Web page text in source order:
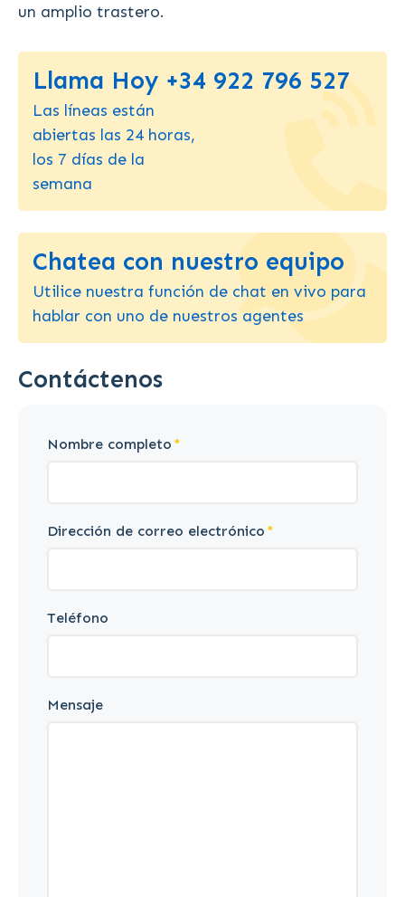
un amplio trastero.
Llama Hoy +34 922 796 527
Las líneas están
abiertas las 24 horas,
los 7 días de la
semana
Chatea con nuestro equipo
Utilice nuestra función de chat en vivo para
hablar con uno de nuestros agentes
Contáctenos
Nombre completo
Dirección de correo electrónico
Teléfono
Mensaje